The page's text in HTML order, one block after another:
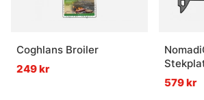
Coghlans Broiler
249 kr
579 kr